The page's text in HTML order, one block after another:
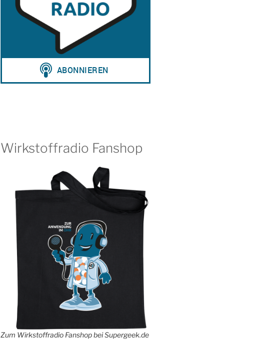
Wirkstoffradio Fanshop
Zum Wirkstoffradio Fanshop bei Supergeek.de